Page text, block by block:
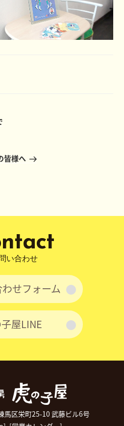
皆様へ
い合わせ
せフォーム
屋LINE
馬区栄町25-10 武藤ビル6号